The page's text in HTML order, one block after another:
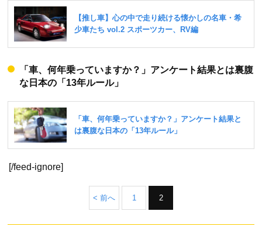
「車、何年乗っていますか？」アンケート結果とは裏腹
な日本の「13年ルール」
[/feed-ignore]
< 前へ 1 2